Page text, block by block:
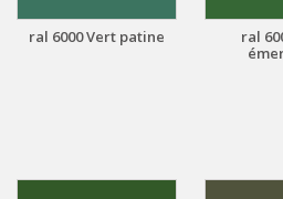
ral 6000 Vert patine
ral